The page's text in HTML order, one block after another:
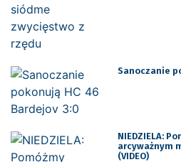
Sanoczanie
NIEDZIELA:
arcyważnym
(VIDEO)